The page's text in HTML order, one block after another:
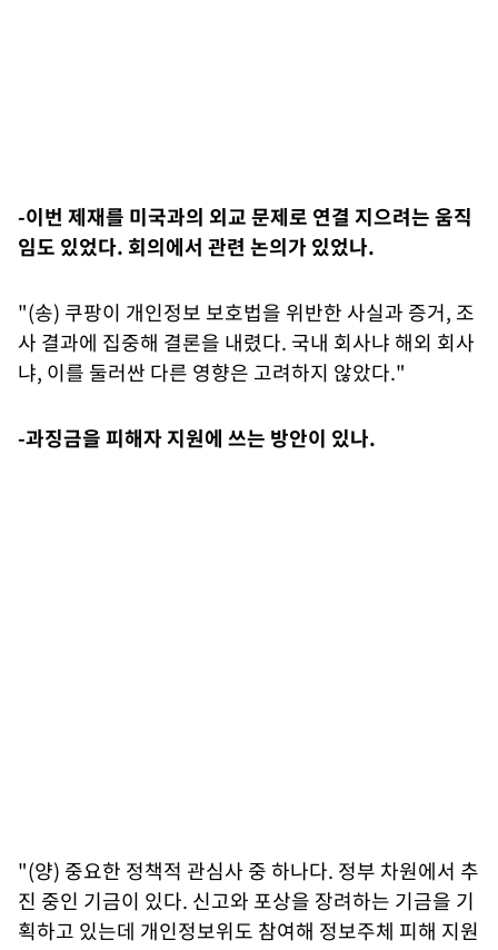
-이번 제재를 미국과의 외교 문제로 연결 지으려는 움직
임도 있었다. 회의에서 관련 논의가 있었나.
"(송) 쿠팡이 개인정보 보호법을 위반한 사실과 증거, 조
사 결과에 집중해 결론을 내렸다. 국내 회사냐 해외 회사
냐, 이를 둘러싼 다른 영향은 고려하지 않았다."
-과징금을 피해자 지원에 쓰는 방안이 있나.
"(양) 중요한 정책적 관심사 중 하나다. 정부 차원에서 추
진 중인 기금이 있다. 신고와 포상을 장려하는 기금을 기
획하고 있는데 개인정보위도 참여해 정보주체 피해 지원